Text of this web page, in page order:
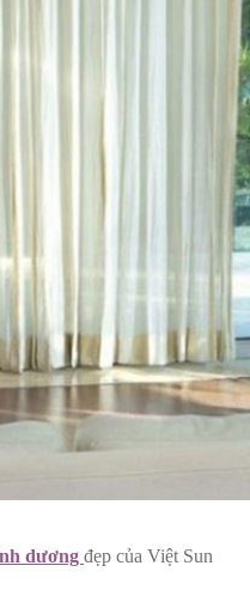
dương đẹp của Việt Sun